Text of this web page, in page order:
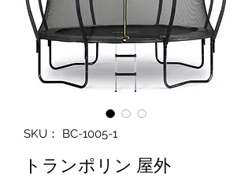
SKU： BC-1005-1
トランポリン 屋外